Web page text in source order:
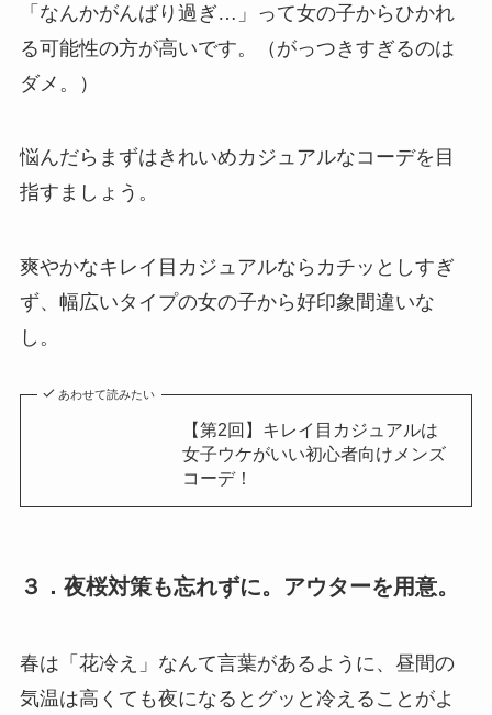
「なんかがんばり過ぎ…」って女の子からひかれ
る可能性の方が高いです。（がっつきすぎるのは
ダメ。）
悩んだらまずはきれいめカジュアルなコーデを目
指すましょう。
爽やかなキレイ目カジュアルならカチッとしすぎ
ず、幅広いタイプの女の子から好印象間違いな
し。
あわせて読みたい
【第2回】キレイ目カジュアルは
女子ウケがいい初心者向けメンズ
コーデ！
３．夜桜対策も忘れずに。アウターを用意。
春は「花冷え」なんて言葉があるように、昼間の
気温は高くても夜になるとグッと冷えることがよ